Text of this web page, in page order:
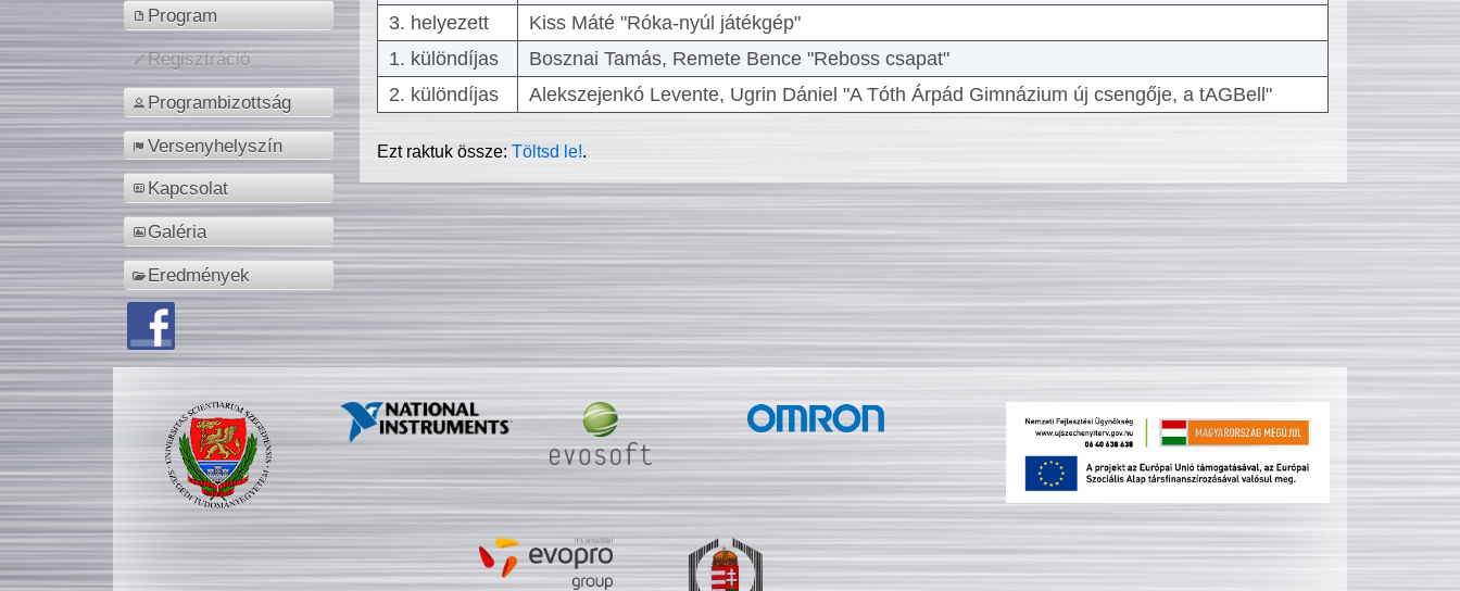
Program
Regisztráció
Programbizottság
Versenyhelyszín
Kapcsolat
Galéria
Eredmények
3. helyezett
Kiss Máté "Róka-nyúl játékgép"
1. különdíjas
Bosznai Tamás, Remete Bence "Reboss csapat"
2. különdíjas
Alekszejenkó Levente, Ugrin Dániel "A Tóth Árpád Gimnázium új csengője, a tAGBell"
Ezt raktuk össze:Töltsd le!.